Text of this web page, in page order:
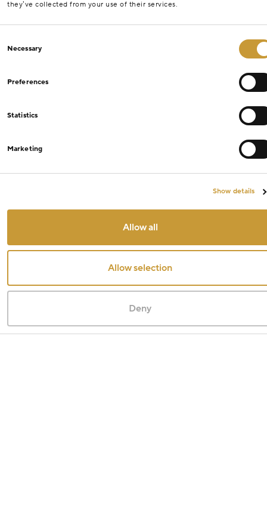
they’ve collected from your use of their services.
Selection
Necessary
Preferences
Statistics
Marketing
Show details
Allow all
Allow selection
Deny